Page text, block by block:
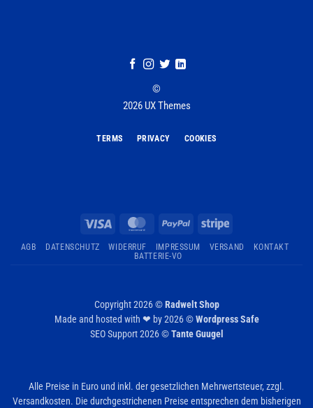
©
2026 UX Themes
TERMS PRIVACY COOKIES
MasterCardPayPal Stripe
AGB DATENSCHUTZ WIDERRUF IMPRESSUM VERSAND
KONTAKT
BATTERIE-VO
Copyright 2026 ©Radwelt Shop
Made and hosted with ❤ by 2026 ©Wordpress Safe
SEO Support 2026 ©Tante Guugel
Alle Preise in Euro und inkl. der gesetzlichen Mehrwertsteuer, zzgl.
Versandkosten. Die durchgestrichenen Preise entsprechen dem bisherigen